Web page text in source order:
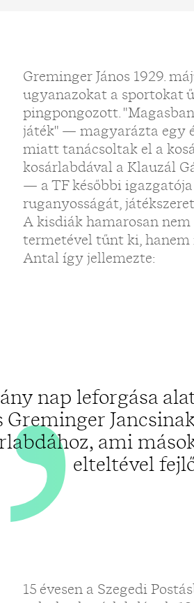
Greminger János 1929.
ugyanazokat a sportokat
pingpongozott.
játék" — magyarázta egy
miatt tanácsoltak el a
kosárlabdával a Klauzál
— a TF későbbi
ruganyosságát,
A kisdiák hamarosan
termetével tűnt ki, hanem
Antal így jellemezte:
nap leforgása
Greminger
ami
elteltével
15 évesen a Szegedi